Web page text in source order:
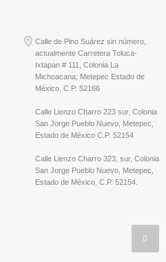
Calle de Pino Suárez sin número,
actualmente Carretera Toluca-
Ixtapan # 111, Colonia La
Michoacana; Metepec Estado de
México, C.P. 52166
Calle Lienzo Charro 223 sur, Colonia
San Jorge Pueblo Nuevo, Metepec,
Estado de México C.P. 52154
Calle Lienzo Charro 323, sur, Colonia
San Jorge Pueblo Nuevo, Metepec,
Estado de México, C.P. 52154.